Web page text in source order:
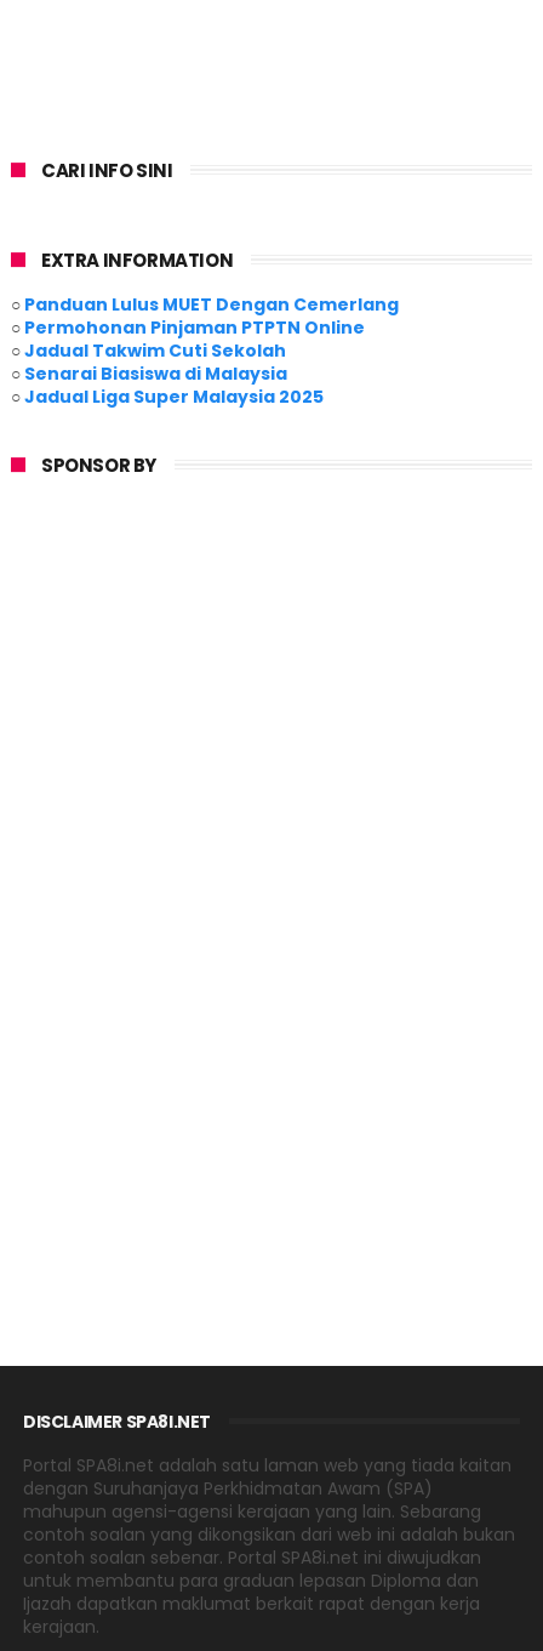
CARI INFO SINI
EXTRA INFORMATION
○ Panduan Lulus MUET Dengan Cemerlang
○ Permohonan Pinjaman PTPTN Online
○Jadual Takwim Cuti Sekolah
○ Senarai Biasiswa di Malaysia
○Jadual Liga Super Malaysia 2025
SPONSOR BY
DISCLAIMER SPA8I.NET
Portal SPA8i.net adalah satu laman web yang tiada kaitan
dengan Suruhanjaya Perkhidmatan Awam (SPA)
mahupun agensi-agensi kerajaan yang lain. Sebarang
contoh soalan yang dikongsikan dari web ini adalah bukan
contoh soalan sebenar. Portal SPA8i.net ini diwujudkan
untuk membantu para graduan lepasan Diploma dan
Ijazah dapatkan maklumat berkait rapat dengan kerja
kerajaan.